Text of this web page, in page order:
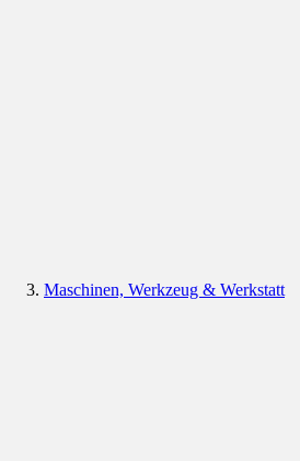
Maschinen, Werkzeug & Werkstatt